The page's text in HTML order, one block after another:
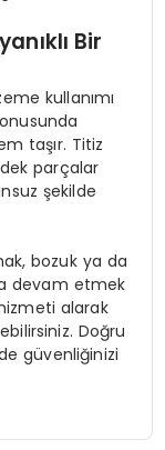
Bir
kullanımı
taşır. Titiz
parçalar
şekilde
bozuk ya da
devam etmek
alarak
Doğru
güvenliğinizi